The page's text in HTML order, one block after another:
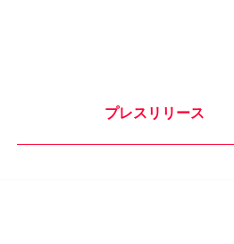
プレスリリース